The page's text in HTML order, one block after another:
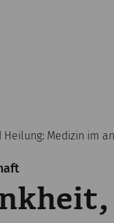
Heilung: Medizin im